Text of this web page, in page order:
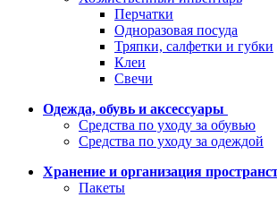
Перчатки
Одноразовая посуда
Тряпки, салфетки и губки
Клеи
Свечи
Одежда, обувь и аксессуары
Средства по уходу за обувью
Средства по уходу за одеждой
Хранение и организация
Пакеты